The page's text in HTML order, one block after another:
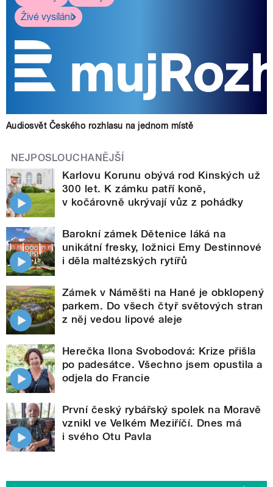
Živé vysílání
Audiosvět Českého rozhlasu na jednom místě
NEJPOSLOUCHANĚJŠÍ
Karlovu Korunu obývá rod Kinských už
300 let. K zámku patří koně,
v kočárovně ukrývají vůz z pohádky
Barokní zámek Dětenice láká na
unikátní fresky, ložnici Emy Destinnové
i děla maltézských rytířů
Zámek v Náměšti na Hané je obklopený
parkem. Do všech čtyř světových stran
z něj vedou lipové aleje
Herečka Ilona Svobodová: Krize přišla
po padesátce. Všechno jsem opustila a
odjela do Francie
První český rybářský spolek na Moravě
vznikl ve Velkém Meziříčí. Dnes má
i svého Otu Pavla